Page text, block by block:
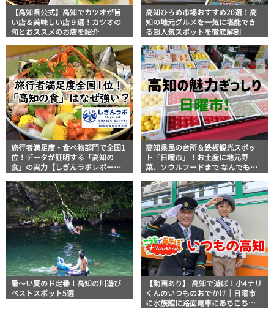
【高知県公式】高知でカツオが旨
い店＆美味しい店９選！カツオの
旬とおススメのお店を紹介
高知ひろめ市場おすすめ20選！高
知の地元グルメを一気に堪能でき
る超人気スポットを徹底解剖
旅行者満足度・食べ物部門で全国1
位！データが証明する「高知の
食」の実力【しぎんラボレポー
高知県民の台所＆鉄板観光スポッ
ト「日曜市」！お土産に地元野
菜、ソウルフードまで なんでもそ
説！
暑～い夏のド定番！高知の川遊び
ベストスポット5選
【動画あり】 高知で遊ぼ！小4ナリ
くんのいつものおでかけ｜日曜市
に水族館に路面電車にあちこち巡